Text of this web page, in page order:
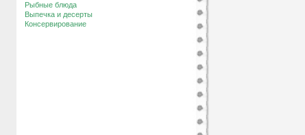
Рыбные блюда
Выпечка и десерты
Консервирование